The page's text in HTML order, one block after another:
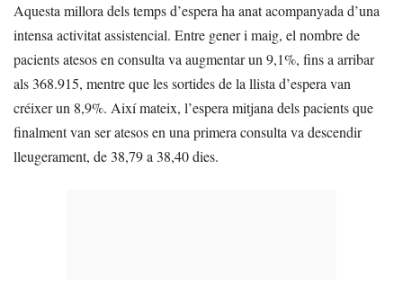
Aquesta millora dels temps d’espera ha anat acompanyada d’una
intensa activitat assistencial. Entre gener i maig, el nombre de
pacients atesos en consulta va augmentar un 9,1%, fins a arribar
als 368.915, mentre que les sortides de la llista d’espera van
créixer un 8,9%. Així mateix, l’espera mitjana dels pacients que
finalment van ser atesos en una primera consulta va descendir
lleugerament, de 38,79 a 38,40 dies.